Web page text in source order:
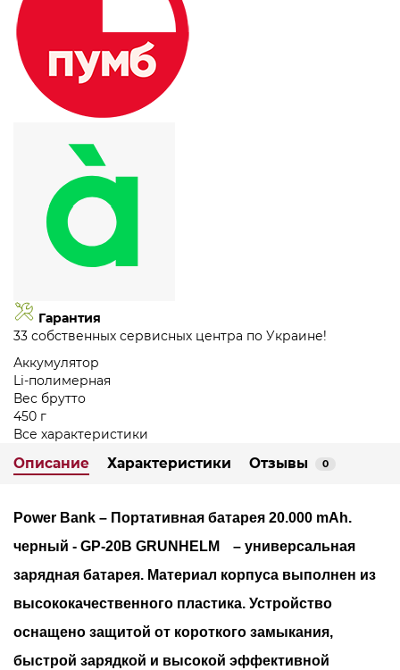
Гарантия
33 собственных сервисных центра по Украине!
Аккумулятор
Li-полимерная
Вес брутто
450 г
Все характеристики
Описание Характеристики Отзывы 0
Power Bank – Портативная батарея 20.000 mAh.
черный - GP-20B GRUNHELM
– универсальная
зарядная батарея. Материал корпуса выполнен из
высококачественного пластика. Устройство
оснащено защитой от короткого замыкания,
быстрой зарядкой и высокой эффективной